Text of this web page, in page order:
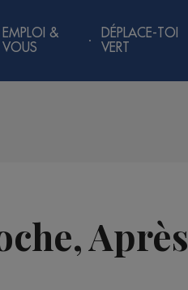
EMPLOI &
VOUS
DÉPLACE-TOI
VERT
Après